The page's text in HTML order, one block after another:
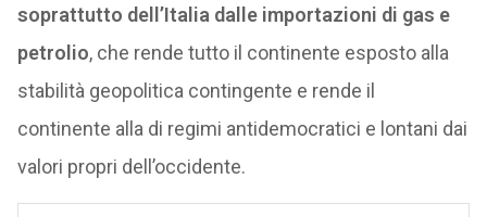
soprattutto dell’Italia dalle importazioni di gas e
petrolio, che rende tutto il continente esposto alla
stabilità geopolitica contingente e rende il
continente alla di regimi antidemocratici e lontani dai
valori propri dell’occidente.